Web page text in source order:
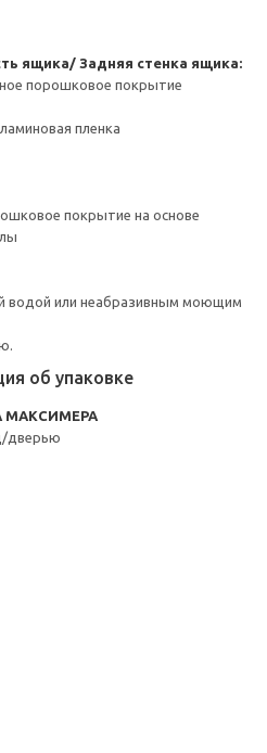
ящика/ Задняя стенка ящика:
порошковое покрытие
пленка
покрытие на основе
водой или неабразивным моющим
об упаковке
МАКСИМЕРА
дверью